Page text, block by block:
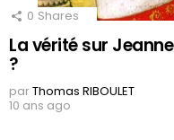
0 Shares
La vérité sur
?
parThomas RIBOULET
10 ans ago